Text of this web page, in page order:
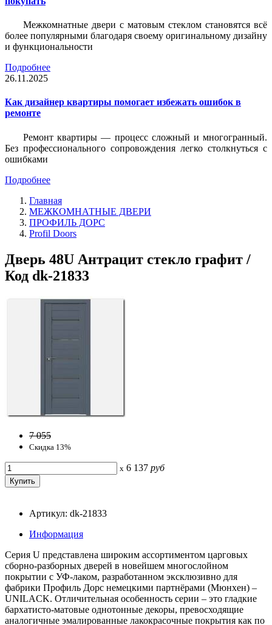
Межкомнатные двери с матовым стеклом становятся всё
более популярными благодаря своему оригинальному дизайну
и функциональности
Подробнее
26.11.2025
Как дизайнер квартиры помогает избежать ошибок в
ремонте
Ремонт квартиры — процесс сложный и многогранный.
Без профессионального сопровождения легко столкнуться с
ошибками
Подробнее
Главная
МЕЖКОМНАТНЫЕ ДВЕРИ
ПРОФИЛЬ ДОРС
Profil Doors
Дверь 48U Антрацит стекло графит /
Код dk-21833
7 055
Скидка 13%
x 6 137 руб
Артикул: dk-21833
Информация
Серия U представлена широким ассортиментом царговых
сборно-разборных дверей в новейшем многослойном
покрытии с УФ-лаком, разработанном эксклюзивно для
фабрики Профиль Дорс немецкими партнёрами (Мюнхен) –
UNILACK. Отличительная особенность серии – это гладкие
бархатисто-матовые однотонные декоры, превосходящие
аналогичные эмалированные лакокрасочные покрытия как по